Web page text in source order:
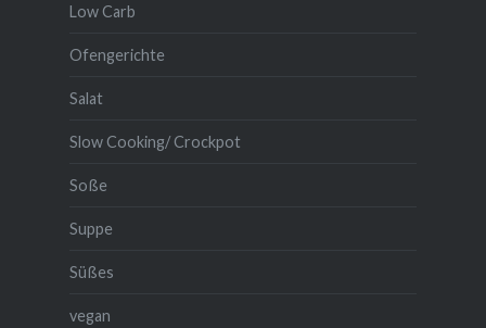
Low Carb
Ofengerichte
Salat
Slow Cooking/ Crockpot
Soße
Suppe
Süßes
vegan